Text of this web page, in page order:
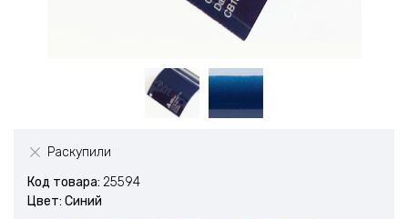
Раскупили
Код товара: 25594
Цвет: Синий